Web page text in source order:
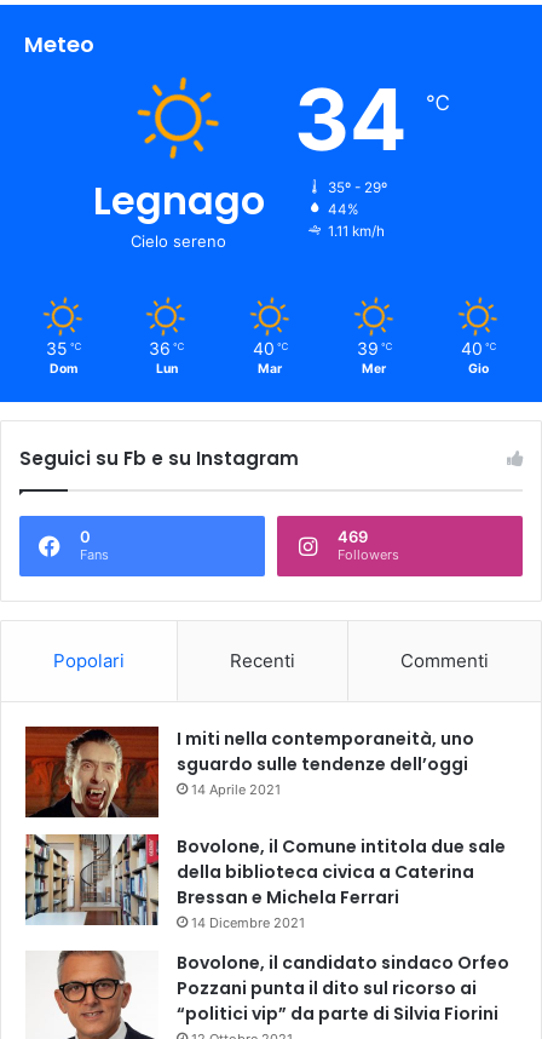
Meteo
Legnago
Cielo sereno
34 ℃
35º - 29º
44%
1.11 km/h
35 ℃
Dom
36 ℃
Lun
40 ℃
Mar
39 ℃
Mer
40 ℃
Gio
Seguici su Fb e su Instagram
0
Fans
469
Followers
Popolari Recenti Commenti
I miti nella contemporaneità, uno
sguardo sulle tendenze dell’oggi
14 Aprile 2021
Bovolone, il Comune intitola due sale
della biblioteca civica a Caterina
Bressan e Michela Ferrari
14 Dicembre 2021
Bovolone, il candidato sindaco Orfeo
Pozzani punta il dito sul ricorso ai
“politici vip” da parte di Silvia Fiorini